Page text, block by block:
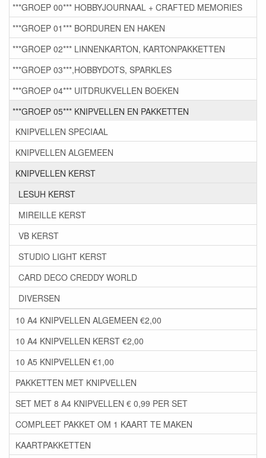
***GROEP 00*** HOBBYJOURNAAL + CRAFTED MEMORIES
***GROEP 01*** BORDUREN EN HAKEN
***GROEP 02*** LINNENKARTON, KARTONPAKKETTEN
***GROEP 03***,HOBBYDOTS, SPARKLES
***GROEP 04*** UITDRUKVELLEN BOEKEN
***GROEP 05*** KNIPVELLEN EN PAKKETTEN
KNIPVELLEN SPECIAAL
KNIPVELLEN ALGEMEEN
KNIPVELLEN KERST
LESUH KERST
MIREILLE KERST
VB KERST
STUDIO LIGHT KERST
CARD DECO CREDDY WORLD
DIVERSEN
10 A4 KNIPVELLEN ALGEMEEN €2,00
10 A4 KNIPVELLEN KERST €2,00
10 A5 KNIPVELLEN €1,00
PAKKETTEN MET KNIPVELLEN
SET MET 8 A4 KNIPVELLEN € 0,99 PER SET
COMPLEET PAKKET OM 1 KAART TE MAKEN
KAARTPAKKETTEN